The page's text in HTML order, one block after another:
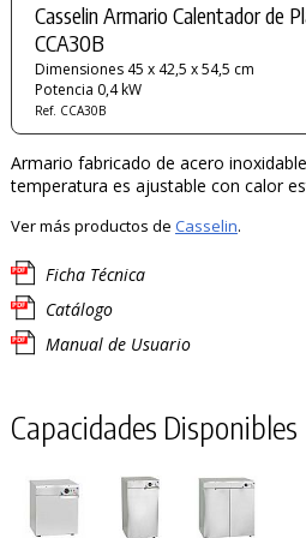
Casselin Armario Calentador de
CCA30B
Dimensiones 45 x 42,5 x 54,5 cm
Potencia 0,4 kW
Ref. CCA30B
Armario fabricado de acero
temperatura es ajustable con calor
Ver más productos de Casselin.
Ficha Técnica
Catálogo
Manual de Usuario
Capacidades Disponibles